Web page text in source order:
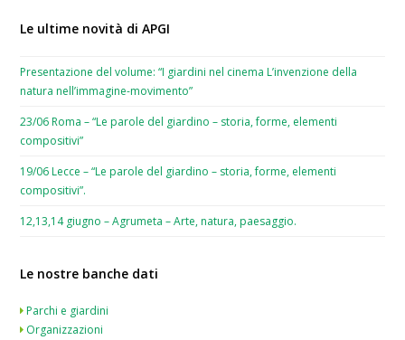
Le ultime novità di APGI
Presentazione del volume: “I giardini nel cinema L’invenzione della
natura nell’immagine-movimento”
23/06 Roma – “Le parole del giardino – storia, forme, elementi
compositivi”
19/06 Lecce – “Le parole del giardino – storia, forme, elementi
compositivi”.
12,13,14 giugno – Agrumeta – Arte, natura, paesaggio.
Le nostre banche dati
Parchi e giardini
Organizzazioni